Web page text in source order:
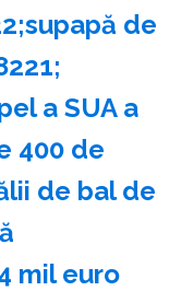
de
a SUA a
400 de
de bal de
mil euro